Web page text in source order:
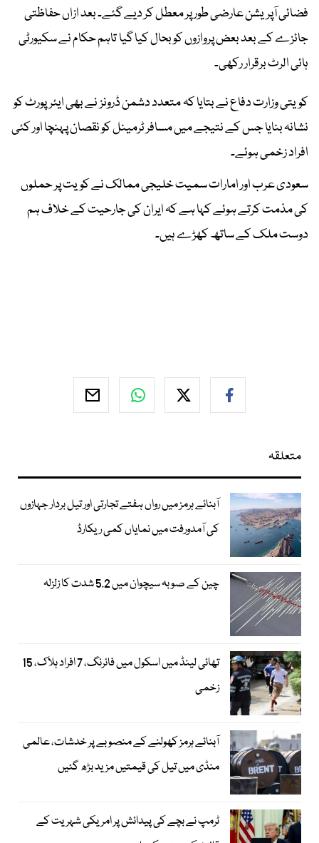
فضائی آپریشن عارضی طور پر معطل کر دیے گئے۔ بعد ازاں حفاظتی
جائزے کے بعد بعض پروازوں کو بحال کیا گیا تاہم حکام نے سکیورٹی
ہائی الرٹ برقرار رکھی۔
کویتی وزارت دفاع نے بتایا کہ متعدد دشمن ڈرونز نے بھی ایئرپورٹ کو
نشانہ بنایا جس کے نتیجے میں مسافر ٹرمینل کو نقصان پہنچا اور کئی
افراد زخمی ہوئے۔
سعودی عرب اور امارات سمیت خلیجی ممالک نے کویت پر حملوں
کی مذمت کرتے ہوئے کہا ہے کہ ایران کی جارحیت کے خلاف ہم
دوست ملک کے ساتھ کھڑے ہیں۔
متعلقہ
آبنائے ہرمز میں رواں ہفتے تجارتی اور تیل بردار جہازوں
کی آمدورفت میں نمایاں کمی ریکارڈ
چین کے صوبہ سیچوان میں 5.2 شدت کا زلزلہ
تھائی لینڈ میں اسکول میں فائرنگ، 7 افراد ہلاک، 15
زخمی
آبنائے ہرمز کھولنے کے منصوبے پر خدشات، عالمی
منڈی میں تیل کی قیمتیں مزید بڑھ گئیں
ٹرمپ نے بچے کی پیدائش پر امریکی شہریت کے